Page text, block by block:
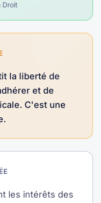
Droit
la liberté de
et de
C'est une
les intérêts des